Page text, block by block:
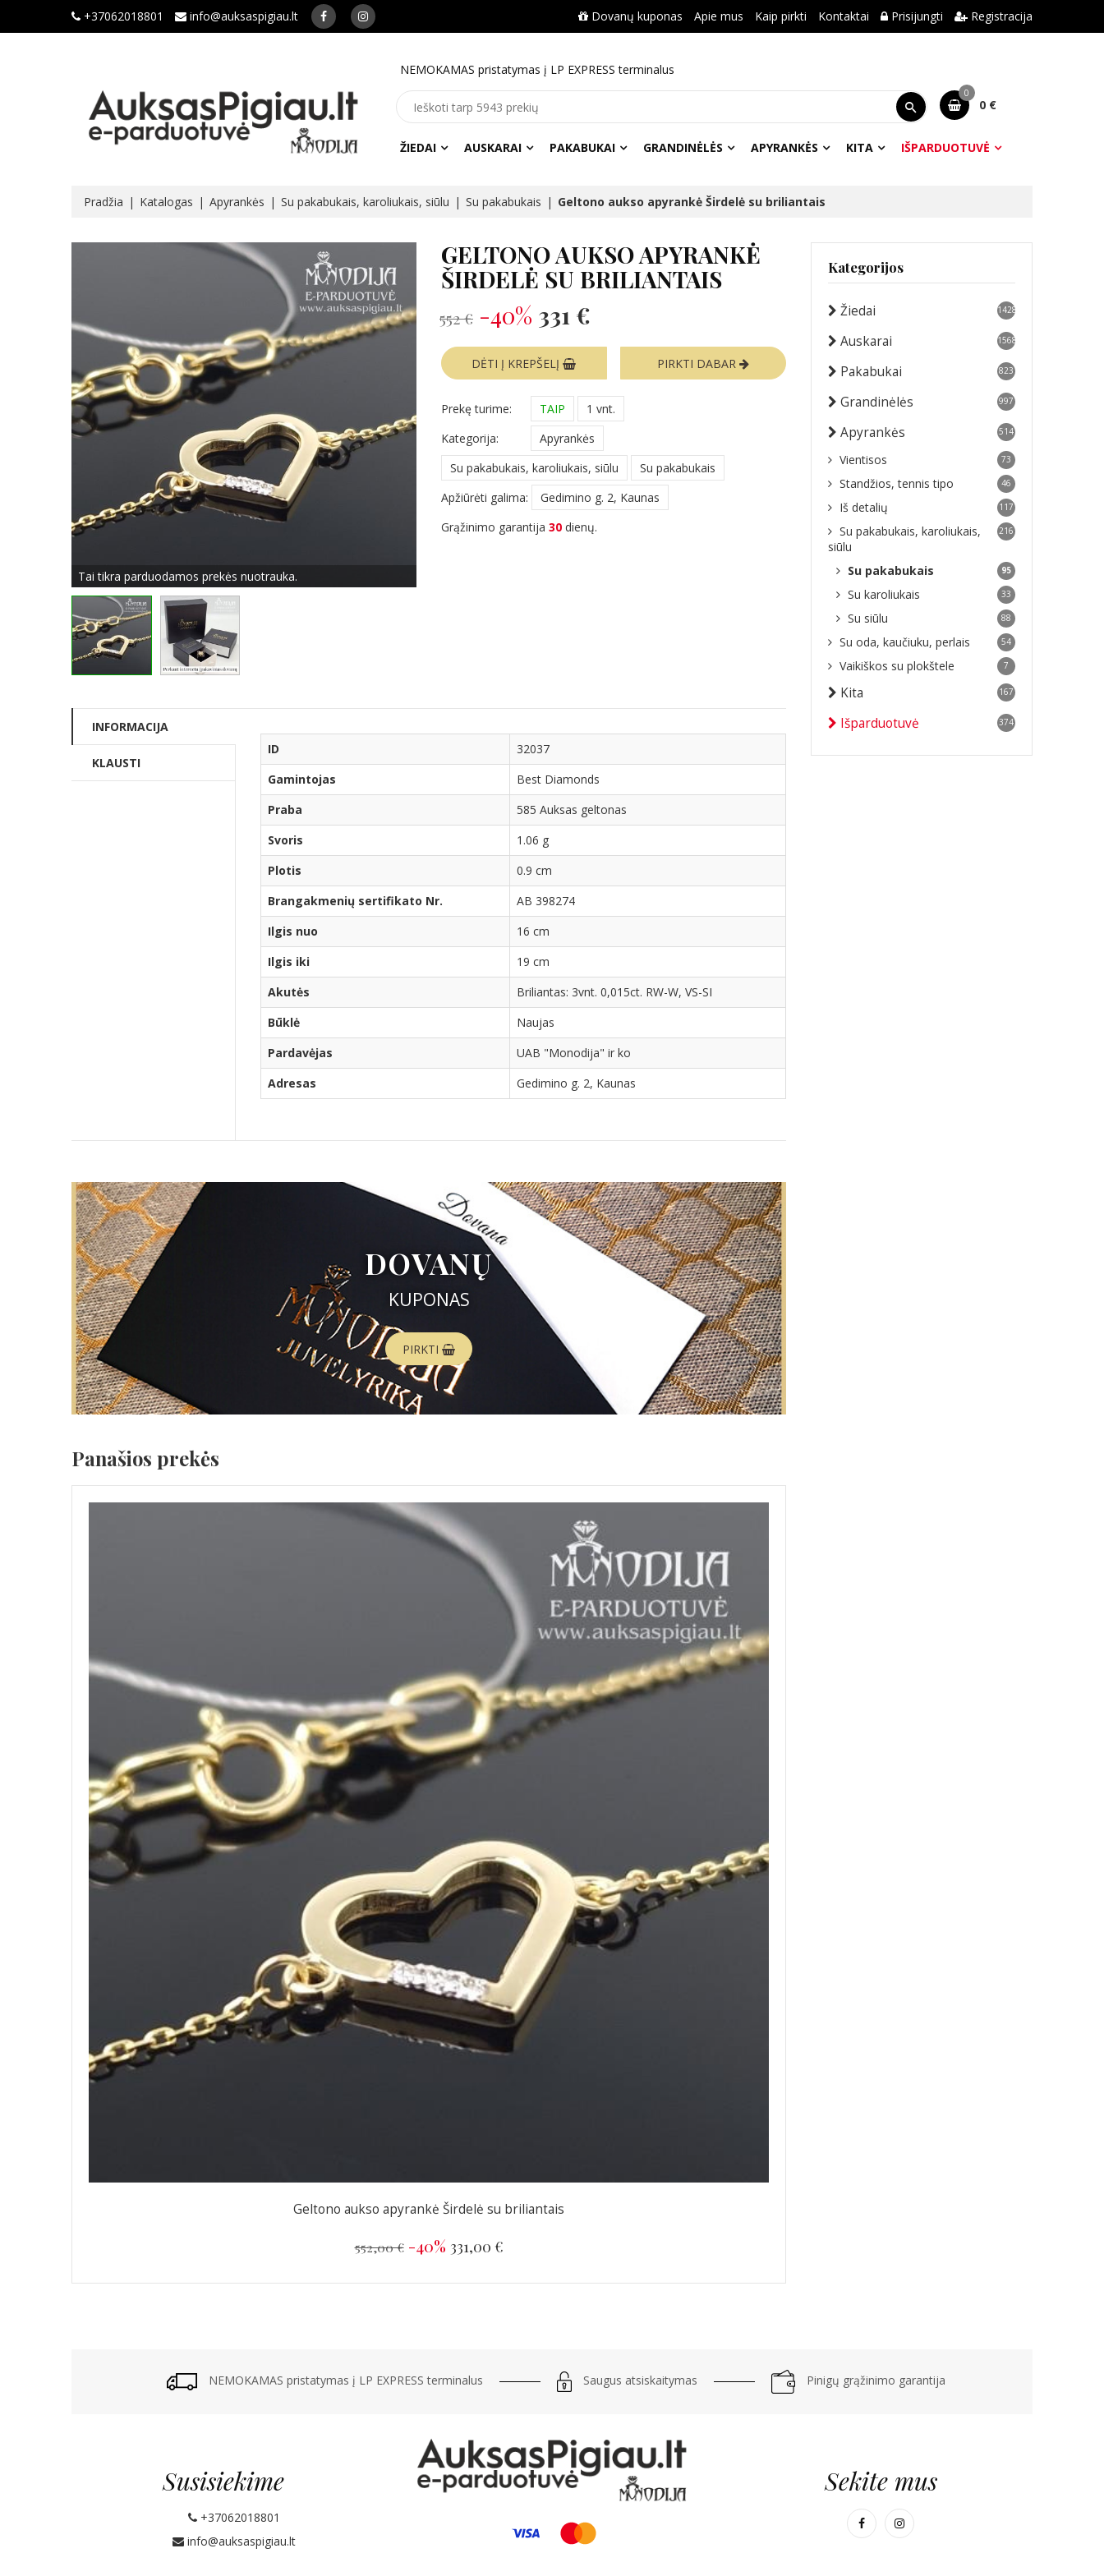
+37062018801 info@auksaspigiau.lt Dovanų kuponas Apie mus Kaip pirkti Kontaktai Prisijungti Registracija
NEMOKAMAS pristatymas į LP EXPRESS terminalus
0
0 €
ŽIEDAI AUSKARAI PAKABUKAI GRANDINĖLĖS APYRANKĖS KITA IŠPARDUOTUVĖ
Pradžia Katalogas Apyrankės Su pakabukais, karoliukais, siūlu Su pakabukais Geltono aukso apyrankė Širdelė su briliantais
Tai tikra parduodamos prekės nuotrauka.
GELTONO AUKSO APYRANKĖ
ŠIRDELĖ SU BRILIANTAIS
552 € -40% 331 €
DĖTI Į KREPŠELĮ PIRKTI DABAR
Prekę turime: TAIP
1 vnt.
Kategorija:
Apyrankės
Su pakabukais, karoliukais, siūlu
Su pakabukais
Apžiūrėti galima:
Gedimino g. 2, Kaunas
Grąžinimo garantija 30 dienų.
INFORMACIJA
KLAUSTI
ID
32037
Gamintojas
Best Diamonds
Praba
585 Auksas geltonas
Svoris
1.06 g
Plotis
0.9 cm
Brangakmenių sertifikato Nr.
AB 398274
Ilgis nuo
16 cm
Ilgis iki
19 cm
Akutės
Briliantas: 3vnt. 0,015ct. RW-W, VS-SI
Būklė
Naujas
Pardavėjas
UAB "Monodija" ir ko
Adresas
Gedimino g. 2, Kaunas
DOVANŲ
KUPONAS
PIRKTI
Panašios prekės
Geltono aukso apyrankė Širdelė su briliantais
552,00 € -40% 331,00 €
Kategorijos
Žiedai 1428
Auskarai 1568
Pakabukai 823
Grandinėlės 997
Apyrankės 514
Vientisos 73
Standžios, tennis tipo 46
Iš detalių 117
Su pakabukais, karoliukais,
siūlu
216
Su pakabukais 95
Su karoliukais 33
Su siūlu 88
Su oda, kaučiuku, perlais 54
Vaikiškos su plokštele 7
Kita 167
Išparduotuvė 374
NEMOKAMAS pristatymas į LP EXPRESS terminalus Saugus atsiskaitymas Pinigų grąžinimo garantija
Susisiekime
+37062018801
info@auksaspigiau.lt
Sekite mus